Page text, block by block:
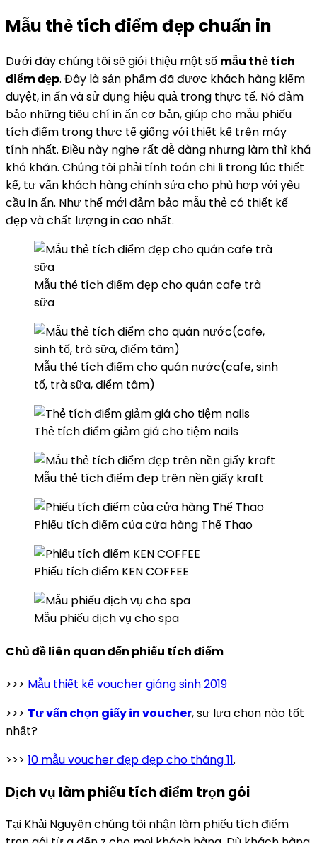
Mẫu thẻ tích điểm đẹp chuẩn in
Dưới đây chúng tôi sẽ giới thiệu một số mẫu thẻ tích
điểm đẹp. Đây là sản phẩm đã được khách hàng kiểm
duyệt, in ấn và sử dụng hiệu quả trong thực tế. Nó đảm
bảo những tiêu chí in ấn cơ bản, giúp cho mẫu phiếu
tích điểm trong thực tế giống với thiết kế trên máy
tính nhất. Điều này nghe rất dễ dàng nhưng làm thì khá
khó khăn. Chúng tôi phải tính toán chi li trong lúc thiết
kế, tư vấn khách hàng chỉnh sửa cho phù hợp với yêu
cầu in ấn. Như thế mới đảm bảo mẫu thẻ có thiết kế
đẹp và chất lượng in cao nhất.
Mẫu thẻ tích điểm đẹp cho quán cafe trà
sữa
Mẫu thẻ tích điểm cho quán nước(cafe, sinh
tố, trà sữa, điểm tâm)
Thẻ tích điểm giảm giá cho tiệm nails
Mẫu thẻ tích điểm đẹp trên nền giấy kraft
Phiếu tích điểm của cửa hàng Thể Thao
Phiếu tích điểm KEN COFFEE
Mẫu phiếu dịch vụ cho spa
Chủ đề liên quan đến phiếu tích điểm
>>> Mẫu thiết kế voucher giáng sinh 2019
>>> Tư vấn chọn giấy in voucher, sự lựa chọn nào tốt
nhất?
>>> 10 mẫu voucher đẹp đẹp cho tháng 11.
Dịch vụ làm phiếu tích điểm trọn gói
Tại Khải Nguyên chúng tôi nhận làm phiếu tích điểm